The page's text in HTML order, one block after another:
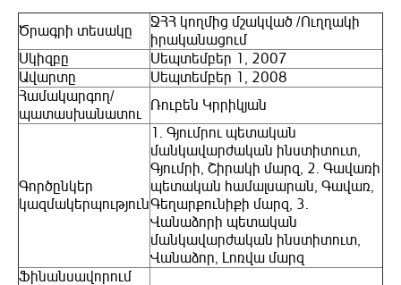
Ծրագրի տեսակը
ՋՀՀ կողմից մշակված /Ուղղակի
իրականացում
Սկիզբը
Սեպտեմբեր 1, 2007
Ավարտը
Սեպտեմբեր 1, 2008
Համակարգող/
պատասխանատու Ռուբեն Կրրիկյան
Գործընկեր
կազմակերպություն
1. Գյումրու պետական
մանկավարժական ինստիտուտ,
Գյումրի, Շիրակի մարզ, 2. Գավառի
պետական համալսարան, Գավառ,
Գեղարքունիքի մարզ, 3.
Վանաձորի պետական
մանկավարժական ինստիտուտ,
Վանաձոր, Լոռվա մարզ
Ֆինանսավորում